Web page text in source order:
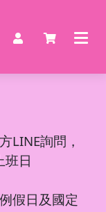
LINE詢問，
班日
假日及國定